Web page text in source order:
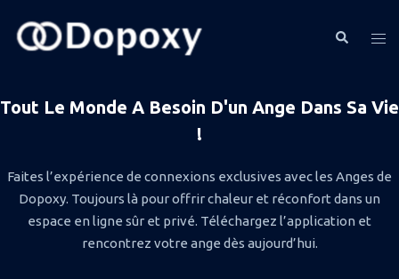
Tout Le Monde A Besoin D'un Ange Dans Sa Vie
!
Faites l’expérience de connexions exclusives avec les Anges de
Dopoxy. Toujours là pour offrir chaleur et réconfort dans un
espace en ligne sûr et privé. Téléchargez l’application et
rencontrez votre ange dès aujourd’hui.